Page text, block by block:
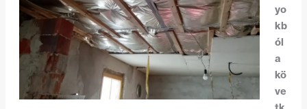
yo
kb
ól
a
kö
ve